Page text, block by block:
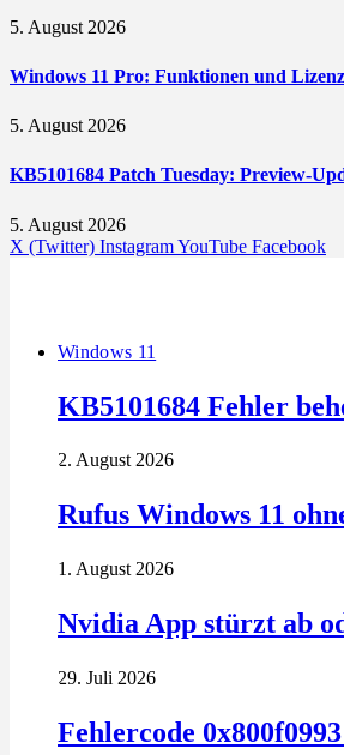
5. August 2026
Windows 11 Pro: Funktionen und
5. August 2026
KB5101684 Patch Tuesday: Preview-
5. August 2026
X (Twitter) InstagramYouTube Facebook
Windows 11
KB5101684 Fehler
2. August 2026
Rufus Windows 11
1. August 2026
Nvidia App stürzt ab
29. Juli 2026
Fehlercode